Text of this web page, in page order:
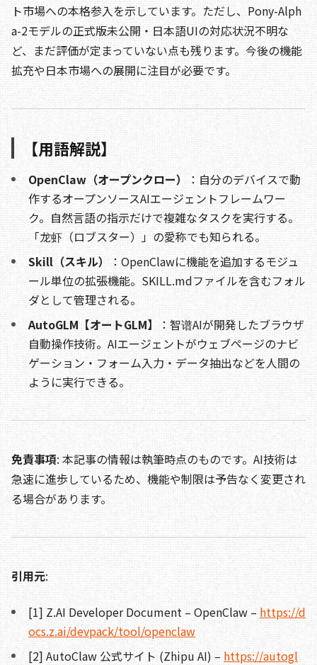
ト市場への本格参入を示しています。ただし、Pony-Alph
a-2モデルの正式版未公開・日本語UIの対応状況不明な
ど、まだ評価が定まっていない点も残ります。今後の機能
拡充や日本市場への展開に注目が必要です。
【用語解説】
OpenClaw（オープンクロー） ：自分のデバイスで動
作するオープンソースAIエージェントフレームワー
ク。自然言語の指示だけで複雑なタスクを実行する。
「龙虾（ロブスター）」の愛称でも知られる。
Skill（スキル）
：OpenClawに機能を追加するモジュ
ール単位の拡張機能。SKILL.mdファイルを含むフォル
ダとして管理される。
AutoGLM【オートGLM】
：智谱AIが開発したブラウザ
自動操作技術。AIエージェントがウェブページのナビ
ゲーション・フォーム入力・データ抽出などを人間の
ように実行できる。
免責事項: 本記事の情報は執筆時点のものです。AI技術は
急速に進歩しているため、機能や制限は予告なく変更され
る場合があります。
引用元:
[1] Z.AI Developer Document – OpenClaw – https://d
ocs.z.ai/devpack/tool/openclaw
[2] AutoClaw 公式サイト (Zhipu AI) – https://autogl